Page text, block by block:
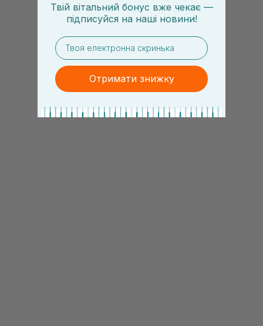
Твій вітальний бонус вже чекає —
підписуйся на наші новини!
email
Отримати знижку